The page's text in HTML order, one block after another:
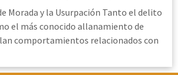
Morada y la Usurpación Tanto el delito
el más conocido allanamiento de
comportamientos relacionados con